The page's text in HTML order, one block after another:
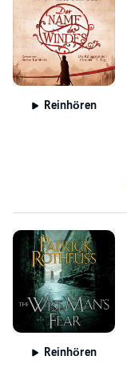
Reinhören
Reinhören